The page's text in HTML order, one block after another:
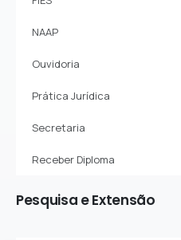
NAAP
Ouvidoria
Prática Jurídica
Secretaria
Receber Diploma
Pesquisa eExtensão